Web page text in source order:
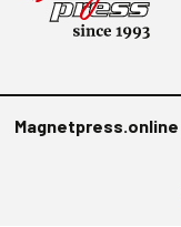
Magnetpress.online